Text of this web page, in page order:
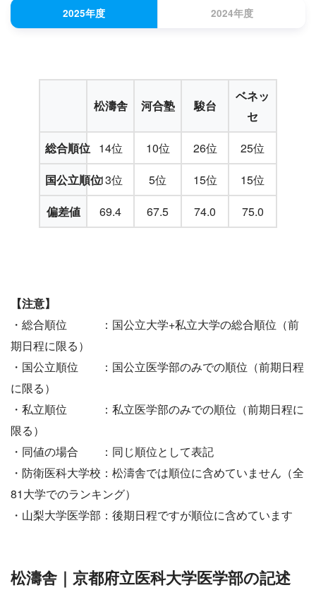
2025年度 2024年度
松濤舎 河合塾 駿台
ベネッ
セ
総合順位 14位 10位 26位
25位
国公立順位13位 5位 15位
15位
偏差値
69.4 67.5 74.0 75.0
【注意】
・総合順位 ：国公立大学+私立大学の総合順位（前
期日程に限る）
・国公立順位 ：国公立医学部のみでの順位（前期日程
に限る）
・私立順位 ：私立医学部のみでの順位（前期日程に
限る）
・同値の場合 ：同じ順位として表記
・防衛医科大学校：松濤舎では順位に含めていません（全
81大学でのランキング）
・山梨大学医学部：後期日程ですが順位に含めています
松濤舎｜京都府立医科大学医学部の記述